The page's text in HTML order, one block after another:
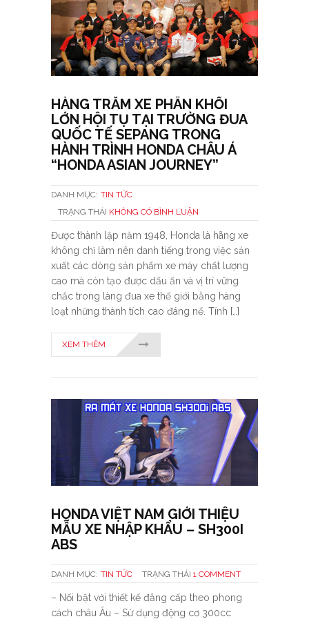
HÀNG TRĂM XE PHÂN KHỐI
LỚN HỘI TỤ TẠI TRƯỜNG ĐUA
QUỐC TẾ SEPANG TRONG
HÀNH TRÌNH HONDA CHÂU Á
“HONDA ASIAN JOURNEY”
DANH MỤC: TIN TỨC
TRẠNG THÁI KHÔNG CÓ BÌNH LUẬN
Được thành lập năm 1948, Honda là hãng xe
không chỉ làm nên danh tiếng trong việc sản
xuất các dòng sản phẩm xe máy chất lượng
cao mà còn tạo được dấu ấn và vị trí vững
chắc trong làng đua xe thế giới bằng hàng
loạt những thành tích cao đáng nể. Tính […]
XEM THÊM
HONDA VIỆT NAM GIỚI THIỆU
MẪU XE NHẬP KHẨU – SH300I
ABS
DANH MỤC: TIN TỨC TRẠNG THÁI 1 COMMENT
– Nổi bật với thiết kế đẳng cấp theo phong
cách châu Âu – Sử dụng động cơ 300cc